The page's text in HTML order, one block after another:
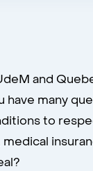
and
have many
to